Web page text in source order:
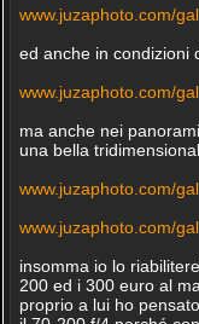
www.juzaphoto.com/
ed anche in condizioni
www.juzaphoto.com/
ma anche nei
una bella
www.juzaphoto.com/
www.juzaphoto.com/
insomma io lo
200 ed i 300 euro al
proprio a lui ho